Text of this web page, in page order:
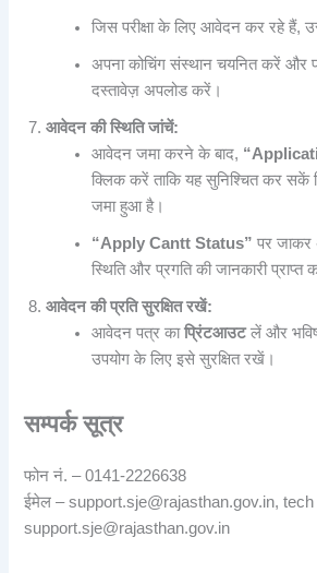
जिस परीक्षा के लिए आवेदन कर रहे हैं,
अपना कोचिंग संस्थान चयनित करें और
दस्तावेज़ अपलोड करें।
आवेदन की स्थिति जांचें:
आवेदन जमा करने के बाद,
क्लिक करें ताकि यह सुनिश्चित कर
जमा हुआ है।
“Apply Cantt Status” पर जाकर
स्थिति और प्रगति की जानकारी प्राप्त
आवेदन की प्रति सुरक्षित रखें:
आवेदन पत्र काप्रिंटआउटलें और
उपयोग के लिए इसे सुरक्षित रखें।
सम्पर्क सूत्र
फोन नं. – 0141-2226638
ईमेल – support.sje@rajasthan.gov.in, tech
support.sje@rajasthan.gov.in